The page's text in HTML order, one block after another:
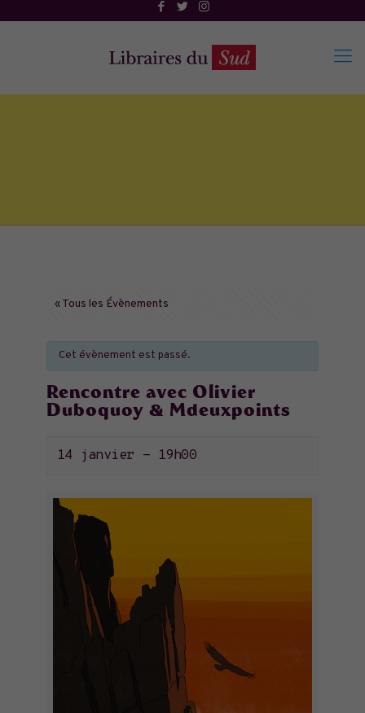
« Tous les Évènements
Cet évènement est passé.
Rencontre avec Olivier
Duboquoy & Mdeuxpoints
14 janvier - 19h00